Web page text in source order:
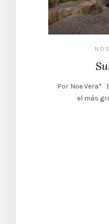
Por Noe Vera*
el más